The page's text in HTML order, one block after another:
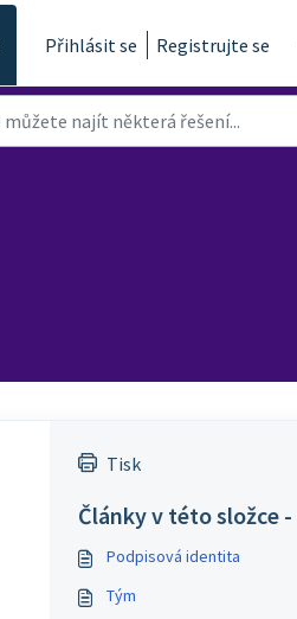
Přihlásit se Registrujte se
Tisk
Články v této složce -
Podpisová identita
Tým